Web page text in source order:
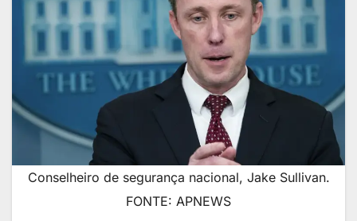
Conselheiro de segurança nacional, Jake Sullivan.
FONTE: APNEWS